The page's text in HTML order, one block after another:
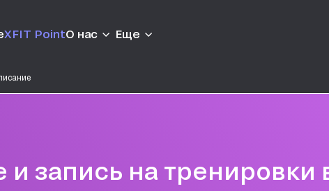
XFIT PointО нас Еще
запись на тренировки